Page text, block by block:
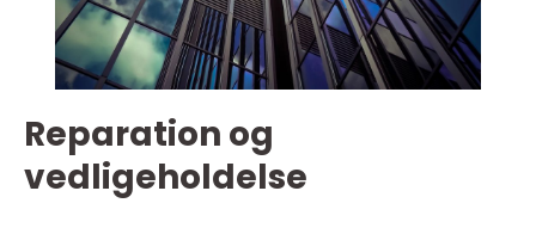
Reparation og
vedligeholdelse